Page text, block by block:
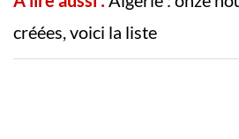
créées, voici la liste